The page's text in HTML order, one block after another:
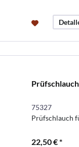
75327
Prüfschlauch
22,50 € *